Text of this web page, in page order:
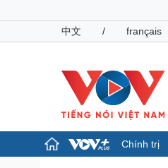
中文
/ français
Chính trị